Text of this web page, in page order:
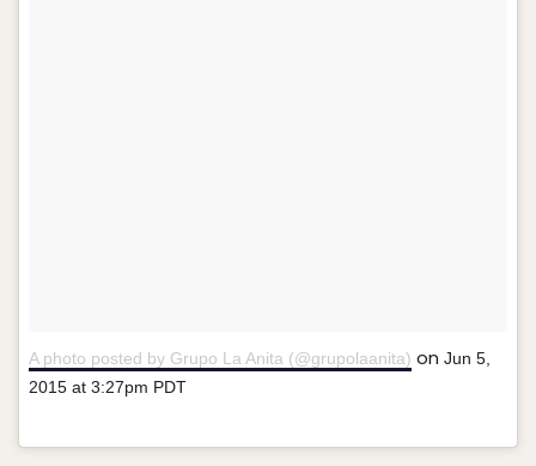
A photo posted by Grupo La Anita (@grupolaanita) on Jun 5,
2015 at 3:27pm PDT